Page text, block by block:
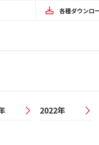
各種ダウンロ
2022年